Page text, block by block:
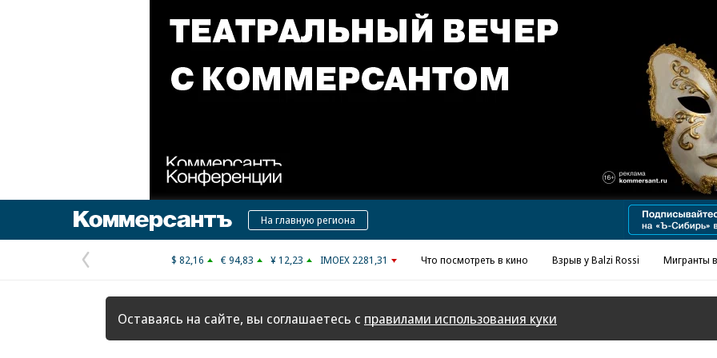
КоммерсантъНа главную региона
Предыдущая
страница
$ 82,16 € 94,83 ¥ 12,23 IMOEX 2281,31 Что посмотреть в кино Взрыв у Balzi Rossi Мигранты
Оставаясь на сайте, вы соглашаетесь с правилами использования куки